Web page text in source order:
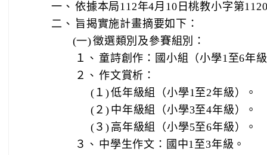
一、 依據本局112年4月10日桃教小字第
二、 旨揭實施計畫摘要如下：
(一)徵選類別及參賽組別：
１、 童詩創作：國小組（小學1至6年
２、 作文賞析：
(１)低年級組（小學1至2年級）。
(２) 中年級組（小學3至4年級）。
(３) 高年級組（小學5至6年級）。
３、 中學生作文：國中1至3年級。